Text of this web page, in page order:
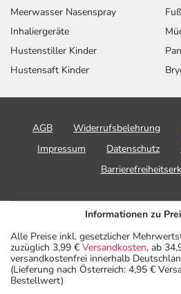
Meerwasser Nasenspray
Inhaliergeräte
Hustenstiller Kinder
Hustensaft Kinder
AGB Widerrufsbelehrung
Impressum
Datenschutz
Informationen zu
Alle Preise inkl. gesetzlicher
zuzüglich 3,99 € Versandkosten, ab
versandkostenfrei innerhalb
(Lieferung nach Österreich: 4,95 €
Bestellwert)